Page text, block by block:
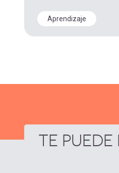
Aprendizaje
TE PUEDE